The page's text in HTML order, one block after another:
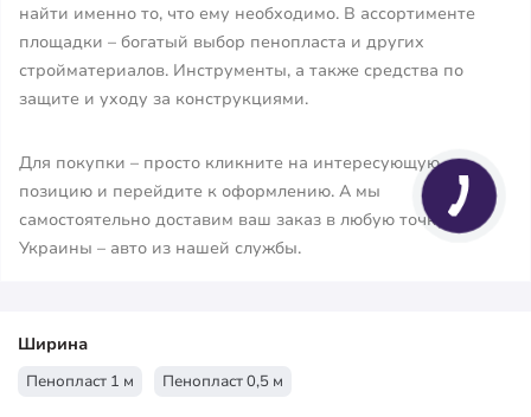
найти именно то, что ему необходимо. В ассортименте
площадки – богатый выбор пенопласта и других
стройматериалов. Инструменты, а также средства по
защите и уходу за конструкциями.
Для покупки – просто кликните на интересующую
позицию и перейдите к оформлению. А мы
самостоятельно доставим ваш заказ в любую точку
Украины – авто из нашей службы.
Ширина
Пенопласт 1 м Пенопласт 0,5 м